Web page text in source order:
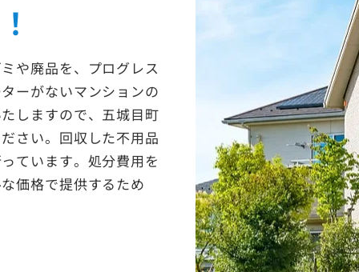
や廃品を、プログレス
ーがないマンションの
しますので、五城目町
さい。回収した不用品
ています。処分費用を
価格で提供するため